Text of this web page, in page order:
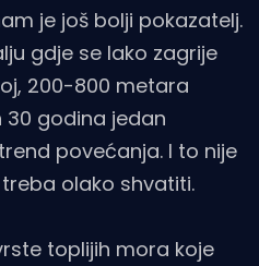
je još bolji pokazatelj.
gdje se lako zagrije
200-800 metara
30 godina jedan
povećanja. I to nije
olako shvatiti.
toplijih mora koje